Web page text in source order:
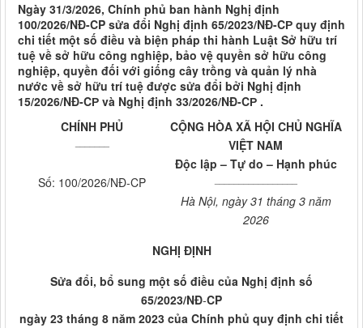
Ngày 31/3/2026, Chính phủ ban hành Nghị định
100/2026/NĐ-CP sửa đổi Nghị định 65/2023/NĐ-CР quy định
chi tiết một số điều và biện pháp thi hành Luật Sở hữu trí
tuệ về sở hữu công nghiệp, bảo vệ quyền sở hữu công
nghiệp, quyền đối với giống cây trồng và quản lý nhà
nước về sở hữu trí tuệ được sửa đổi bởi Nghị định
15/2026/NĐ-CР và Nghị định 33/2026/NĐ-CР .
CHÍNH PHỦ
Số: 100/2026/NĐ-CP
CỘNG HÒA XÃ HỘI CHỦ NGHĨA
VIỆT NAM
Độc lập – Tự do – Hạnh phúc
Hà Nội, ngày 31 tháng 3 năm
2026
NGHỊ ĐỊNH
Sửa đổi, bổ sung một số điều của Nghị định số
65/2023/NĐ-CP
ngày 23 tháng 8 năm 2023 của Chính phủ quy định chi tiết